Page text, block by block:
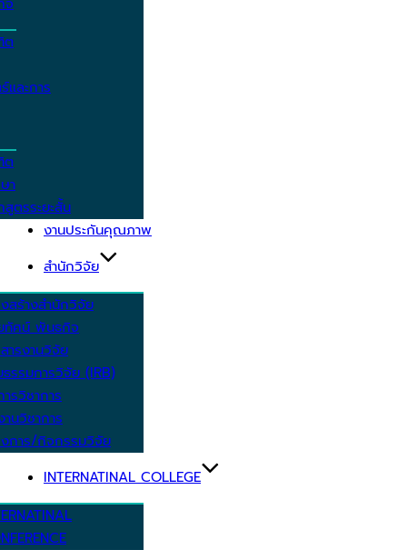
ต
ละการ
ต
า
ตรระยะสั้น
งานประกันคุณภาพ
สำนักวิจัย
สร้างสำนักวิจัย
ทัศน์ พันธกิจ
ารงานวิจัย
รรมการวิจัย (IRB)
รวิชาการ
นวิชาการ
งการ/กิจกรรมวิจัย
INTERNATINAL COLLEGE